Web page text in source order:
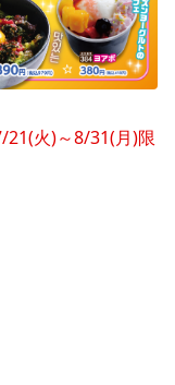
火)～8/31(月)限